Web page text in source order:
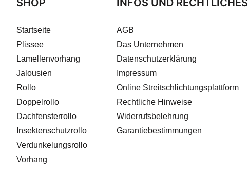
SHOP
Startseite
Plissee
Lamellenvorhang
Jalousien
Rollo
Doppelrollo
Dachfensterrollo
Insektenschutzrollo
Verdunkelungsrollo
Vorhang
INFOS UND RECHTLICHES
AGB
Das Unternehmen
Datenschutzerklärung
Impressum
Online Streitschlichtungsplattform
Rechtliche Hinweise
Widerrufsbelehrung
Garantiebestimmungen